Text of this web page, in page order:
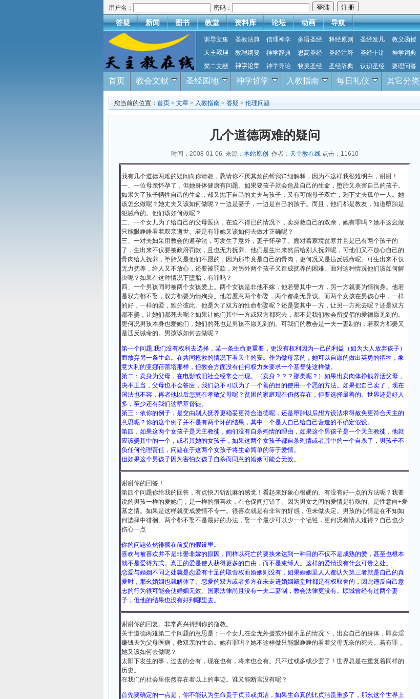
用户名： 密码：
答疑 新闻 图书 教堂 资料库 论坛 动画 导航
训导文集 圣教法典 信理神学 多语圣经 释经原则 圣经发凡 教义函授
天主教理
教理纲要 神学辞典 思高圣经 圣经注释 圣经十讲 神学词典
梵二文献
神学论集 神学导论 牧灵圣经 圣经辞典 认识圣经 要理问答
首页 教会文献 圣经园地 神学哲学 入教指南 每日礼仪 其它分类
您当前的位置： 首页 > 文章 > 入教指南 > 答疑 > 伦理问题
几个道德两难的疑问
时间：2008-01-06 来源： 本站原创 作者： 天主教在线 点击： 11610
我有几个道德两难的疑问向你请教，恳请你不厌其烦的帮我详细解释，因为不这样我很难明白，谢谢！
一、一位母亲怀孕了，但她身体健康有问题。如果要孩子就会危及自己的生命，堕胎又杀害自己的孩子。
如果为了孩子牺牲自己的生命，却又抛下自己的丈夫与孩子，又有可能母子双亡，剩下丈夫孤单一人。她
该怎幺做呢？她丈夫又该如何做呢？一边是妻子，一边是自己的孩子。而且，他们都是教友，知道堕胎是
犯诫命的。他们该如何做呢？
二、一个女儿为了给自己的父母医病，在迫不得已的情况下，卖身救自己的双亲，她有罪吗？她不这幺做
只能眼睁睁看着双亲逝世。若是有罪她又该如何去做才正确呢？
三、一对夫妇采用教会的避孕法，可发生了意外，妻子怀孕了。面对着家境贫寒并且是已有两个孩子的
了，生出来不仅要被政府罚款，且也无力抚养。他们是生出来然后给别人抚养呢，可他们又不放心自己的
骨肉给人抚养，堕胎又是他们不愿的，因为那毕竟是自己的骨肉，更何况又是违反诫命呢。可生出来不仅
无力抚养，给人又不放心，还要被罚款，对另外两个孩子又造成抚养的困难。面对这种情况他们该如何解
决呢？如果在这种情况下堕胎，有罪吗？
四、一个男孩同时被两个女孩爱上。两个女孩是非他不嫁，他若娶其中一方，另一方就要为情徇身。他若
是双方都不娶，双方都要为情殉身。他若愿意两个都娶，两个都毫无异议。而两个女孩在男孩心中，一样
的好，一样的爱，难分彼此。他是为了双方的性命都娶呢？还是娶其中一方，让另一方死去呢？还是双方
都不娶，让她们都死去呢？如果让她们其中一方或双方都死去，都不是我们教会所提倡的爱德愿见到的。
更何况男孩本身也爱她们，她们的死也是男孩不愿见到的。可我们的教会是一夫一妻制的，若双方都娶又
是违反诫命的。男孩该如何去做呢？
第一个问题,我们没有权利去选择，某一条生命更重要，更没有权利因为一己的利益（如为大人放弃孩子）
而放弃另一条生命。在共同抢救的情况下看天主的安。作为做母亲的，她可以自愿的做出英勇的牺牲，象
意大利的亚娜蓓蕾塔那样，但教会方面没有任何权力来要求一个基督徒这样做。
第二：卖身为父母，在电影或旧社会经常会出现。（卖身？？？那类呢？）如果出卖肉体挣钱养活父母，
决不正当，父母也不会答应，我们总不可以为了一个善的目的使用一个恶的方法。如果把自己卖了，现在
国法也不容，再者他以后怎莫在孝敬父母呢？贫困的家庭现在仍然存在，但要选择最善的。世界还是好人
多，至少还有我们这群基督徒。
第三：依你的例子，是交由别人抚养更稳妥更符合道德呢，还是堕胎以后想方设法求得赦免更符合天主的
意思呢？你的这个例子并不是有两个怀的结果，其中一个是人自己给自己营造的不确定假设。
第四，如果这两个女孩子是天主教徒，她们没有自杀殉情的理由，如果这个男孩子是一个天主教徒，他就
应该娶其中的一个，或者其她的女孩子，如果这两个女孩子都自杀殉情或者其中的一个自杀了，男孩子不
负任何伦理责任，问题在于这两个女孩子将生命简单的等于爱情。
但如果这个男孩子因为害怕女孩子自杀而同意的婚姻可能会无效。
谢谢你的回答！
第四个问题你给我的回答，有点快刀斩乱麻的感觉！看起来好象心很硬的。有没有好一点的方法呢？我要
说的男孩一样的爱她们，是一样的很喜欢，在仓促间打错了。因为男女之间的爱情是特殊的。是性意向+爱
墓之情。如果是这样就变成爱情不专一。很喜欢就是有非常的好感，但未做决定。男孩的心情是在不知如
何选择中徘徊。两个都不娶不是最好的办法，娶一个最少可以少一个牺牲，更何况有情人难得？自己也少
伤心一点
你的问题依然徘徊在前提的假设里。
喜欢与被喜欢并不是非娶非嫁的原因，同样以死亡的要挟来达到一种目的不仅不是成熟的爱，甚至也根本
就不是爱得方式。真正的爱是使人获得更多的自由，而不是束缚人。这样的爱情没有什幺可贵之处。
恋爱与婚姻不同之处就是恋爱有十足的取舍权而婚姻则没有，如果婚姻里人人都认为第三者就是自己的真
爱时，那幺婚姻也就解体了。恋爱的双方或者多方在未走进婚姻殿堂时都是有权取舍的，因此违反自己意
志的行为很可能会使婚姻无效。国家法律尚且没有一夫二妻制，教会法律更没有。顾城曾经有过两个妻
子，但他的结果也没有好到哪里去。
谢谢你的回复。非常高兴得到你的指教。
关于道德两难第二个问题的意思是：一个女儿在全无外援或外援不足的情况下，出卖自己的身体，即卖淫
赚钱去为父母医病，救双亲的生命。她有罪吗？她不这样做只能眼睁睁的看着父母无奈的死去。若有罪，
她又该如何去做呢？
太阳下发生的事，过去的会有，现在也有，将来也会有。只不过或多或少罢了！世界总是在重复着同样的
历史。
在我们的社会里依然存在着以上的事迹。谁又能断言没有呢？
首先要确定的一点是，你不能认为生命贵于贞节或贞洁，如果生命真的比贞洁贵重多了，那幺这个世界上